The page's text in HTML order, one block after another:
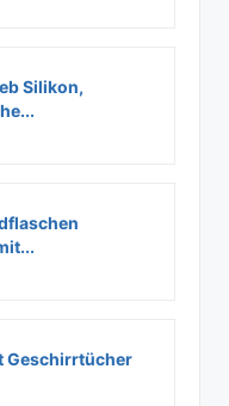
Silikon,
Geschirrtücher